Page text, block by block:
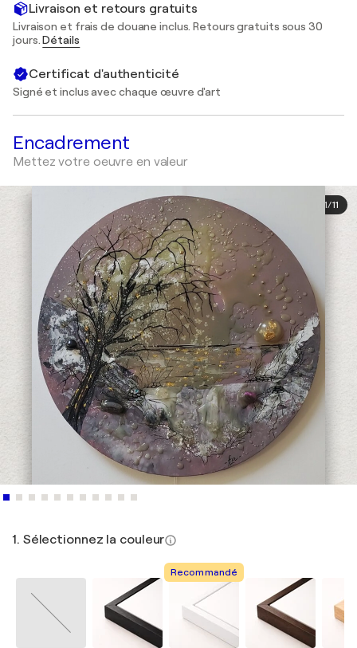
Livraison et retours gratuits
Livraison et frais de douane inclus. Retours gratuits sous 30
jours.Détails
Certificat d'authenticité
Signé et inclus avec chaque œuvre d'art
Encadrement
Mettez votre oeuvre en valeur
1/11
1. Sélectionnez la couleur
Recommandé